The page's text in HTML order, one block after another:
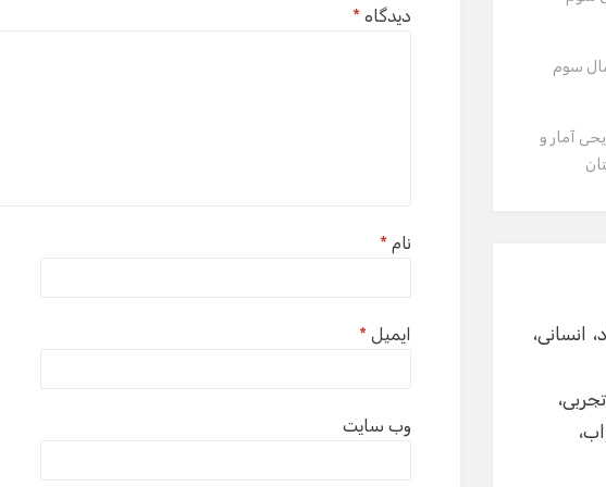
دیدگاه*
نام*
ایمیل*
وب‌ سایت
سوم
آمار و
انسانی
تجربی